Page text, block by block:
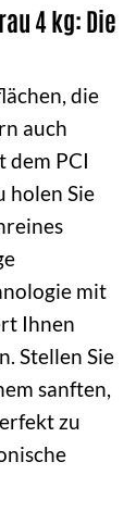
4 kg: Die
die
auch
dem PCI
holen Sie
mit
Ihnen
Stellen Sie
sanften,
zu